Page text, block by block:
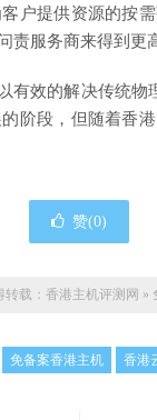
户提供资源的按
服务商来得到更
有效的解决传统
阶段，但随着香
赞(0)
载： 香港主机评测网 »
免备案香港主机 香港